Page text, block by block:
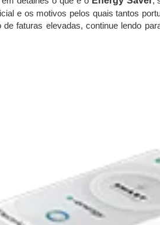
e os motivos pelos quais tantos
de faturas elevadas, continue lendo